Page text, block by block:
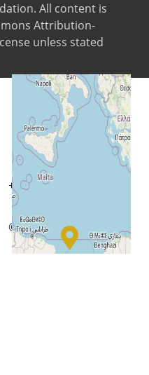
+ −
© OpenStreetMap
. All content is
Attribution-
unless stated